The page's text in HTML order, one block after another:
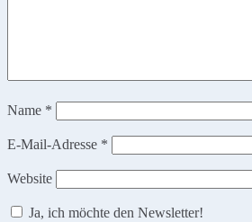
Name *
E-Mail-Adresse *
Website
Ja, ich möchte den Newsletter!